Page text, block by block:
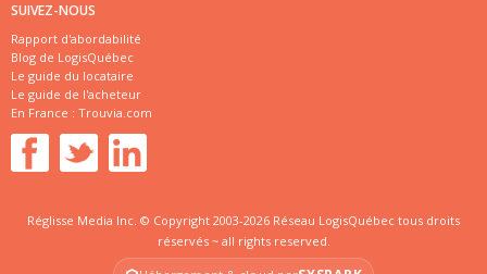
SUIVEZ-NOUS
Rapport d'abordabilité
Blog de LogisQuébec
Le guide du locataire
Le guide de l'acheteur
En France : Trouvia.com
Réglisse Media Inc. © Copyright 2003-2026 Réseau LogisQuébec tous droits
réservés ~ all rights reserved.